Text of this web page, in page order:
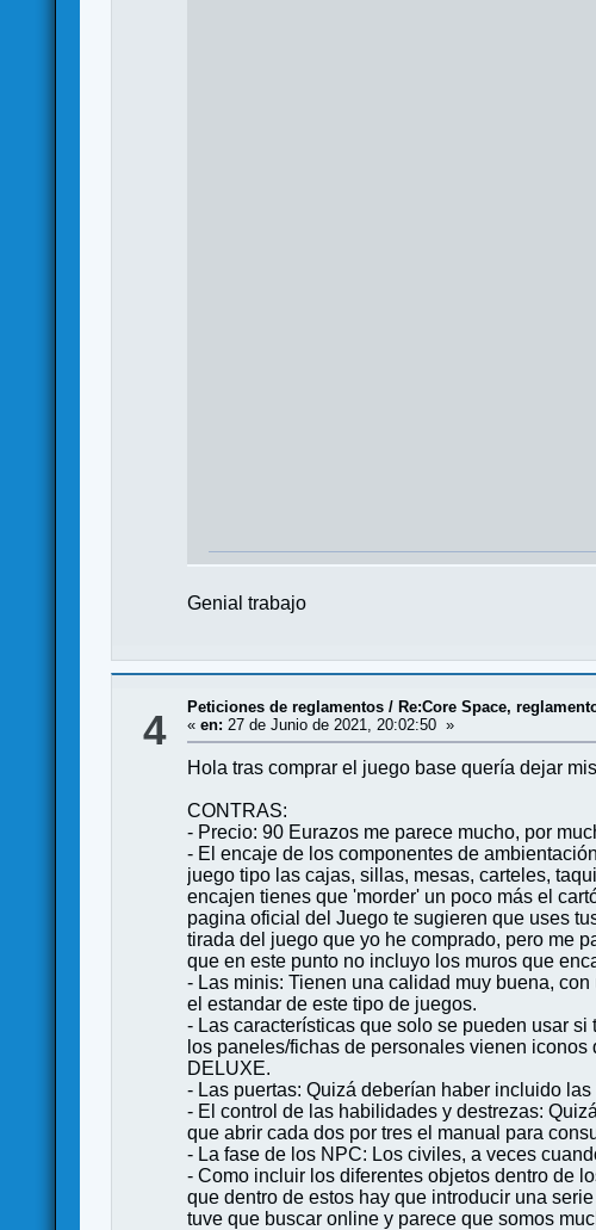
Genial trabajo
4 Peticiones de reglamentos / Re:Core Space,
«en: 27 de Junio de 2021, 20:02:50 »
Hola tras comprar el juego base quería dejar
CONTRAS:
- Precio: 90 Eurazos me parece mucho, por
- El encaje de los componentes de
juego tipo las cajas, sillas, mesas, carteles,
encajen tienes que 'morder' un poco más el
pagina oficial del Juego te sugieren que uses
tirada del juego que yo he comprado, pero me
que en este punto no incluyo los muros que
- Las minis: Tienen una calidad muy buena,
el estandar de este tipo de juegos.
- Las características que solo se pueden usar
los paneles/fichas de personales vienen
DELUXE.
- Las puertas: Quizá deberían haber incluido
- El control de las habilidades y destrezas:
que abrir cada dos por tres el manual para
- La fase de los NPC: Los civiles, a veces
- Como incluir los diferentes objetos dentro de
que dentro de estos hay que introducir una
tuve que buscar online y parece que somos